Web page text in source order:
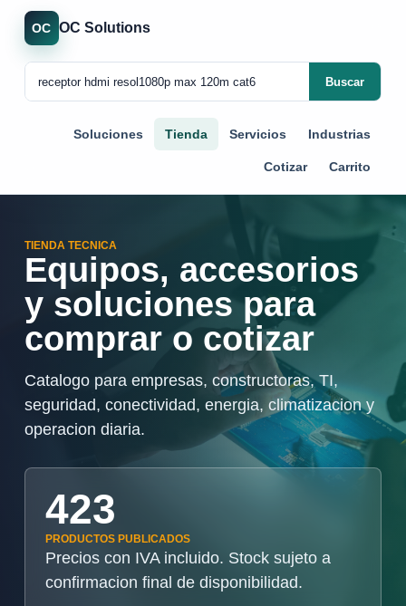
OC OC Solutions
Buscar
Soluciones Tienda Servicios Industrias
Cotizar Carrito
TIENDA TECNICA
Equipos, accesorios
y soluciones para
comprar o cotizar
Catalogo para empresas, constructoras, TI,
seguridad, conectividad, energia, climatizacion y
operacion diaria.
423
PRODUCTOS PUBLICADOS
Precios con IVA incluido. Stock sujeto a
confirmacion final de disponibilidad.